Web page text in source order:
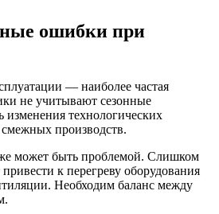
ошибки при
— наиболее частая
не учитывают сезонные
изменения технологических
смежных производств.
может быть проблемой. Слишком
к перегреву оборудования
Необходим баланс между